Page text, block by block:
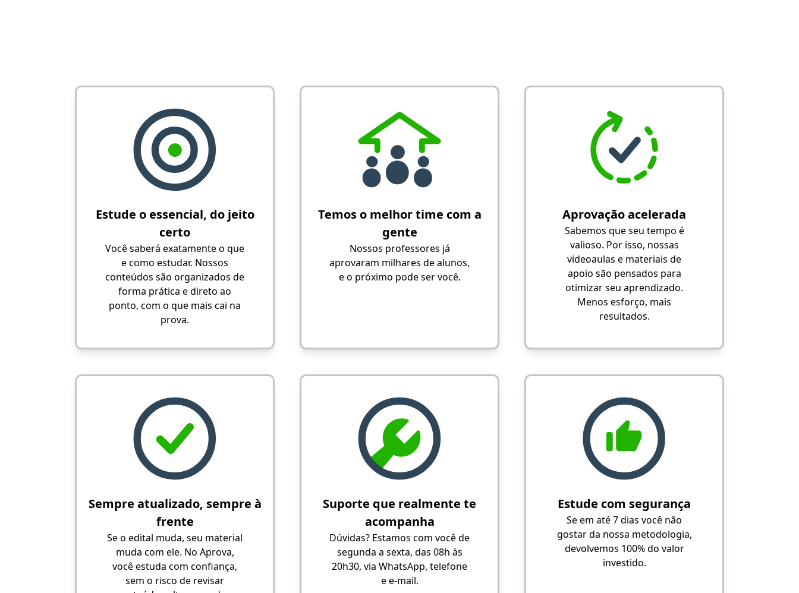
Estude o essencial, do jeito
certo
Você saberá exatamente o que
e como estudar. Nossos
conteúdos são organizados de
forma prática e direto ao
ponto, com o que mais cai na
prova.
Temos o melhor time com a
gente
Nossos professores já
aprovaram milhares de alunos,
e o próximo pode ser você.
Aprovação acelerada
Sabemos que seu tempo é
valioso. Por isso, nossas
videoaulas e materiais de
apoio são pensados para
otimizar seu aprendizado.
Menos esforço, mais
resultados.
Sempre atualizado, sempre à
frente
Se o edital muda, seu material
muda com ele. No Aprova,
você estuda com confiança,
sem o risco de revisar
Suporte que realmente te
acompanha
Dúvidas? Estamos com você de
segunda a sexta, das 08h às
20h30, via WhatsApp, telefone
e e-mail.
Estude com segurança
Se em até 7 dias você não
gostar da nossa metodologia,
devolvemos 100% do valor
investido.